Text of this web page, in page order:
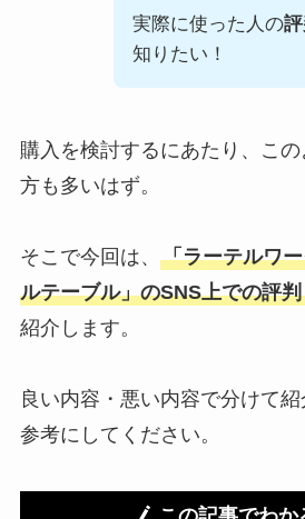
実際に使った人の
知りたい！
購入を検討するにあたり、こ
方も多いはず。
そこで今回は、 「ラーテルワ
ルテーブル」のSNS上での評
紹介します。
良い内容・悪い内容で分けて
参考にしてください。